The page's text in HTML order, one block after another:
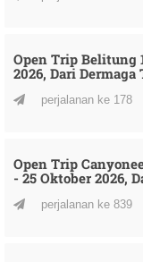
Open Trip Belitung
2026, Dari
perjalanan ke 178
Open Trip
- 25 Oktober 2026,
perjalanan ke 839